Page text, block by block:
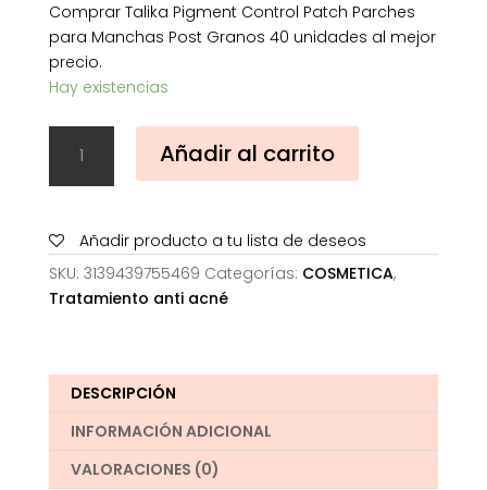
Comprar Talika Pigment Control Patch Parches
para Manchas Post Granos 40 unidades al mejor
precio.
Hay existencias
Pigment
Control
Parches
para
Manchas
unidades
cantidad
Añadir al carrito
Añadir producto a tu lista de deseos
SKU: 3139439755469 Categorías: COSMETICA,
Tratamiento anti acné
DESCRIPCIÓN
INFORMACIÓN ADICIONAL
VALORACIONES (0)